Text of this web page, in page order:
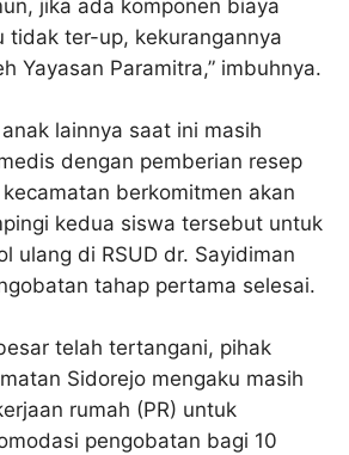
jika ada komponen biaya
tidak ter-up, kekurangannya
Yayasan Paramitra,” imbuhnya.
lainnya saat ini masih
dengan pemberian resep
berkomitmen akan
kedua siswa tersebut untuk
ulang di RSUD dr. Sayidiman
tahap pertama selesai.
telah tertangani, pihak
Sidorejo mengaku masih
rumah (PR) untuk
pengobatan bagi 10